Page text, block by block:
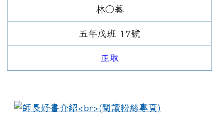
林○蓁
五年 戊班 17號
正取